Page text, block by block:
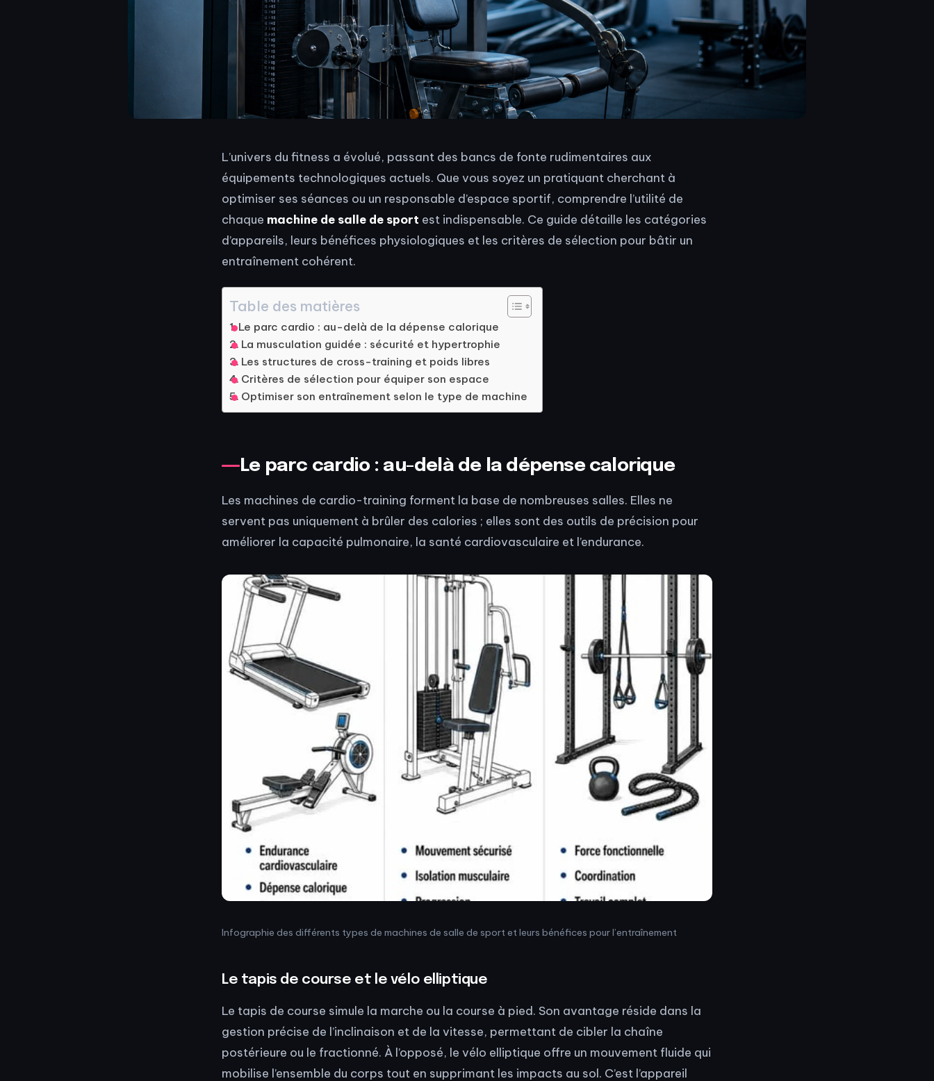
L’univers du fitness a évolué, passant des bancs de fonte rudimentaires aux
équipements technologiques actuels. Que vous soyez un pratiquant cherchant à
optimiser ses séances ou un responsable d’espace sportif, comprendre l’utilité de
chaque machine de salle de sport est indispensable. Ce guide détaille les catégories
d’appareils, leurs bénéfices physiologiques et les critères de sélection pour bâtir un
entraînement cohérent.
Table des matières
Le parc cardio : au-delà de la dépense calorique
La musculation guidée : sécurité et hypertrophie
Les structures de cross-training et poids libres
Critères de sélection pour équiper son espace
Optimiser son entraînement selon le type de machine
Le parc cardio : au-delà de la dépense calorique
Les machines de cardio-training forment la base de nombreuses salles. Elles ne
servent pas uniquement à brûler des calories ; elles sont des outils de précision pour
améliorer la capacité pulmonaire, la santé cardiovasculaire et l’endurance.
Infographie des différents types de machines de salle de sport et leurs bénéfices pour l’entraînement
Le tapis de course et le vélo elliptique
Le tapis de course simule la marche ou la course à pied. Son avantage réside dans la
gestion précise de l’inclinaison et de la vitesse, permettant de cibler la chaîne
postérieure ou le fractionné. À l’opposé, le vélo elliptique offre un mouvement fluide qui
mobilise l’ensemble du corps tout en supprimant les impacts au sol. C’est l’appareil